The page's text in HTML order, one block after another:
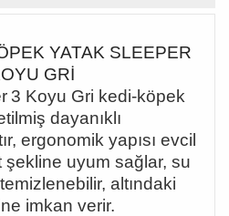
YATAK SLEEPER
GRİ
3 Koyu Gri kedi‑köpek
ş dayanıklı
ergonomik yapısı evcil
şekline uyum sağlar, su
altındaki
imkan verir.